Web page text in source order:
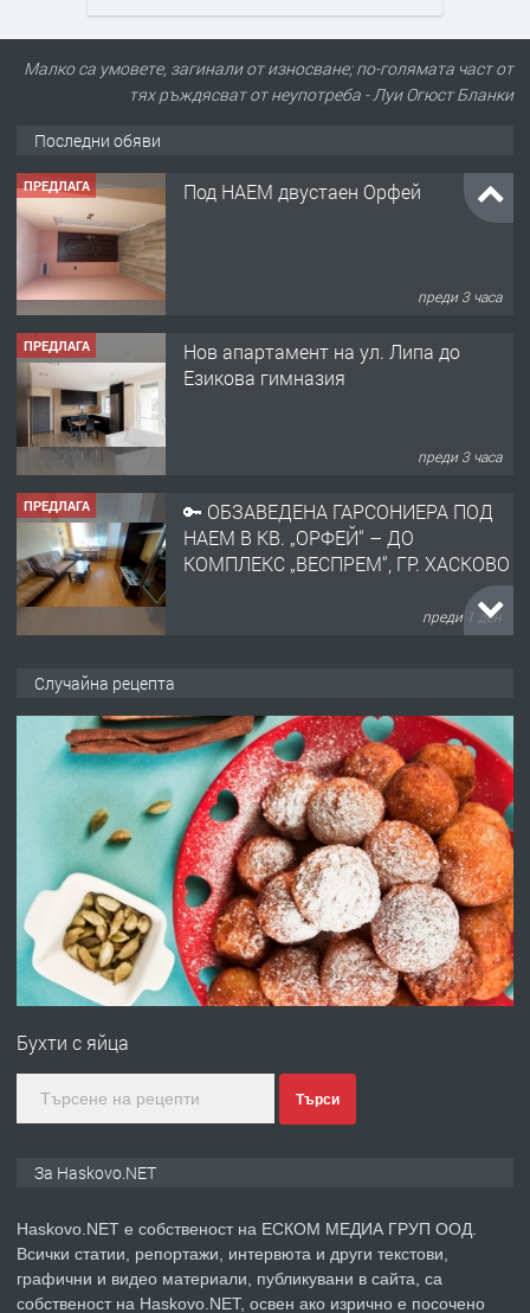
Малко са умовете, загинали от износване; по-голямата част от
тях ръждясват от неупотреба - Луи Огюст Бланки
Последни обяви
ПРЕДЛАГА Под НАЕМ двустаен Орфей
преди 3 часа
ПРЕДЛАГА
Нов апартамент на ул. Липа до
Езикова гимназия
преди 3 часа
ПРЕДЛАГА
🔑 ОБЗАВЕДЕНА ГАРСОНИЕРА ПОД
НАЕМ В КВ. „ОРФЕЙ“ – ДО
КОМПЛЕКС „ВЕСПРЕМ“, ГР. ХАСКОВО
преди 1 ден
АПАРТАМЕНТ В ЦЕНТЪРА НА ГР.
ХАСКОВО
преди 2 дни
ПРЕДЛАГА Давам гараж под наем
преди 2 дни
ПРЕДЛАГА
№4120 Магазин/Офис под наем в кв.
преди 3 дни
ПРЕДЛАГА
Случайна рецепта
Бухти с яйца
Търси
За Haskovo.NET
Haskovo.NET е собственост на ЕСКОМ МЕДИА ГРУП ООД.
Всички статии, репортажи, интервюта и други текстови,
графични и видео материали, публикувани в сайта, са
собственост на Haskovo.NET, освен ако изрично е посочено